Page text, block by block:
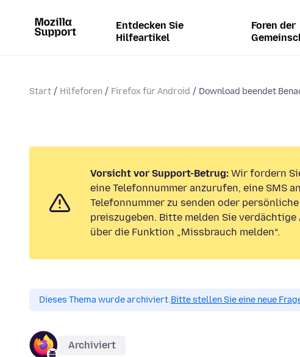
Entdecken Sie
Hilfeartikel
Foren der
Start Hilfeforen Firefox für Android Download beendet
Vorsicht vor Support-Betrug: Wir fordern
eine Telefonnummer anzurufen, eine SMS
Telefonnummer zu senden oder persönliche
preiszugeben. Bitte melden Sie
über die Funktion „Missbrauch melden“.
Dieses Thema wurde archiviert.Bitte stellen Sie eine neue
Archiviert